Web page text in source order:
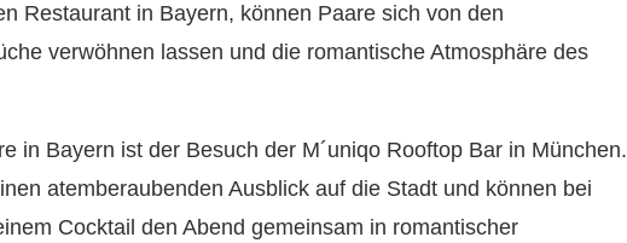
Restaurant in Bayern, können Paare sich von den
verwöhnen lassen und die romantische Atmosphäre des
in Bayern ist der Besuch der M´uniqo Rooftop Bar in München.
atemberaubenden Ausblick auf die Stadt und können bei
Cocktail den Abend gemeinsam in romantischer